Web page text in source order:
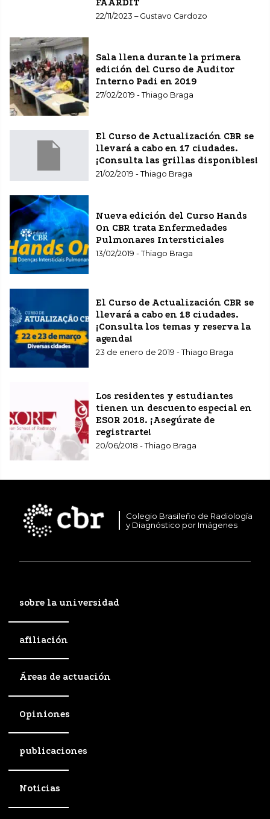
22/11/2023 – Gustavo Cardozo
Sala llena durante la primera
edición del Curso de Auditor
Interno Padi en 2019
27/02/2019 - Thiago Braga
El Curso de Actualización CBR se
llevará a cabo en 17 ciudades.
¡Consulta las grillas disponibles!
21/02/2019 - Thiago Braga
Nueva edición del Curso Hands
On CBR trata Enfermedades
Pulmonares Intersticiales
13/02/2019 - Thiago Braga
El Curso de Actualización CBR se
llevará a cabo en 18 ciudades.
¡Consulta los temas y reserva la
agenda!
23 de enero de 2019 - Thiago Braga
Los residentes y estudiantes
tienen un descuento especial en
ESOR 2018. ¡Asegúrate de
registrarte!
20/06/2018 - Thiago Braga
Colegio Brasileño de Radiología
y Diagnóstico por Imágenes
sobre la universidad
afiliación
Áreas de actuación
Opiniones
publicaciones
Noticias